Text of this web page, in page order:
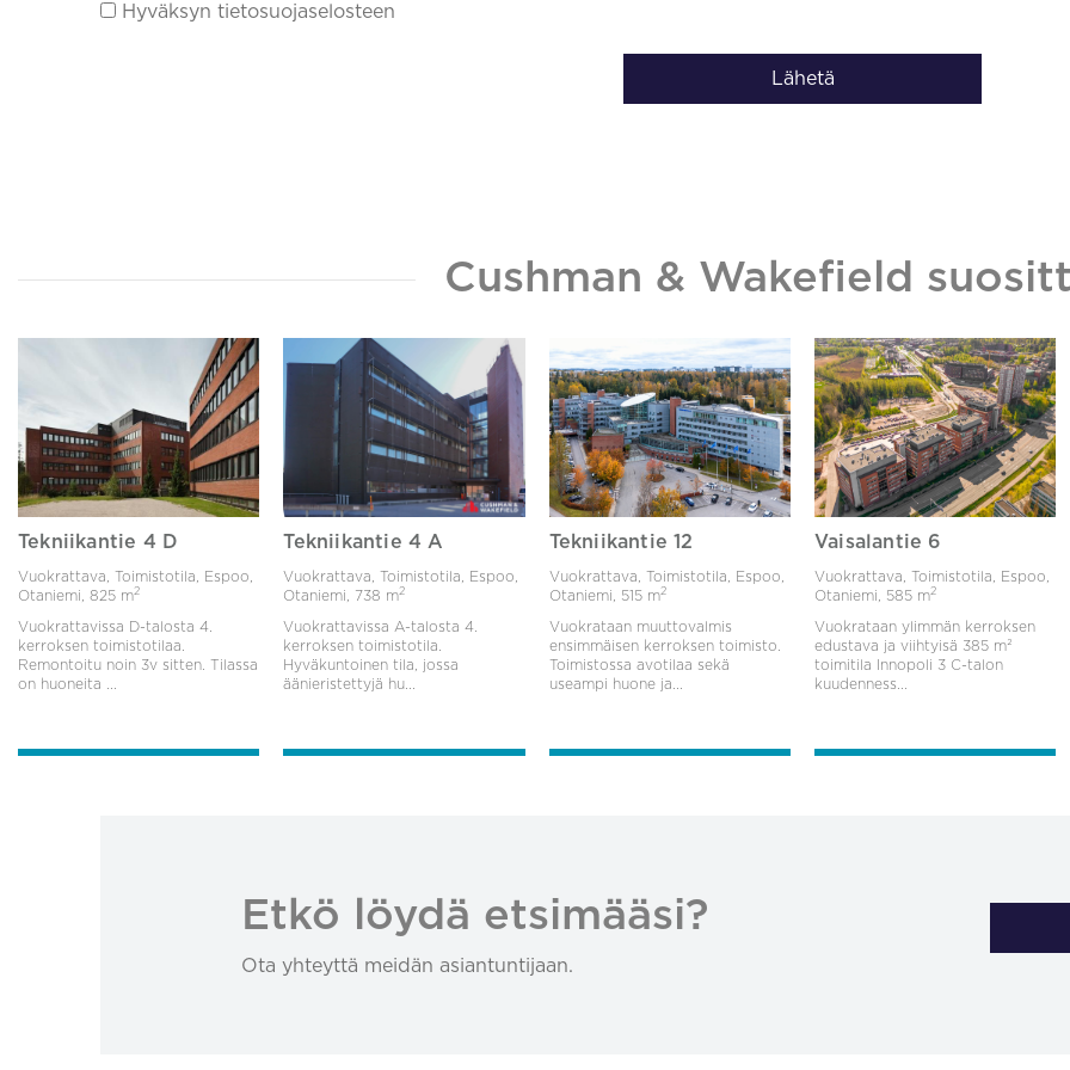
Hyväksyn tietosuojaselosteen
Lähetä
Cushman & Wakefield
Tekniikantie 4 D
Vuokrattava, Toimistotila, Espoo,
Otaniemi, 825 m2
Vuokrattavissa D-talosta 4.
kerroksen toimistotilaa.
Remontoitu noin 3v sitten. Tilassa
on huoneita ...
Tekniikantie 4 A
Vuokrattava, Toimistotila, Espoo,
Otaniemi, 738 m2
Vuokrattavissa A-talosta 4.
kerroksen toimistotila.
Hyväkuntoinen tila, jossa
äänieristettyjä hu...
Tekniikantie 12
Vuokrattava, Toimistotila, Espoo,
Otaniemi,
515 m2
Vuokrataan muuttovalmis
ensimmäisen kerroksen toimisto.
Toimistossa avotilaa sekä
useampi huone ja...
Vaisalantie 6
Vuokrattava, Toimistotila, Espoo,
Otaniemi, 585 m2
Vuokrataan ylimmän kerroksen
edustava ja viihtyisä 385 m²
toimitila Innopoli 3 C-talon
kuudenness...
Etkö löydä etsimääsi?
Ota yhteyttä meidän asiantuntijaan.